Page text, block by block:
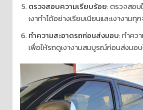
ตรวจสอบความเรียบร้อย: ตรวจสอบ
เงาทำได้อย่างเรียบเนียนและเงางามทุ
ทำความสะอาดรถก่อนส่งมอบ: ทำคว
เพื่อให้รถดูเงางามสมบูรณ์ก่อนส่งมอ